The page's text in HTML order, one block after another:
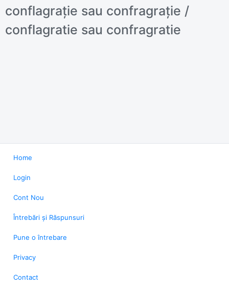
conflagrație sau confragrație /
conflagratie sau confragratie
Home
Login
Cont Nou
Întrebări și Răspunsuri
Pune o întrebare
Privacy
Contact